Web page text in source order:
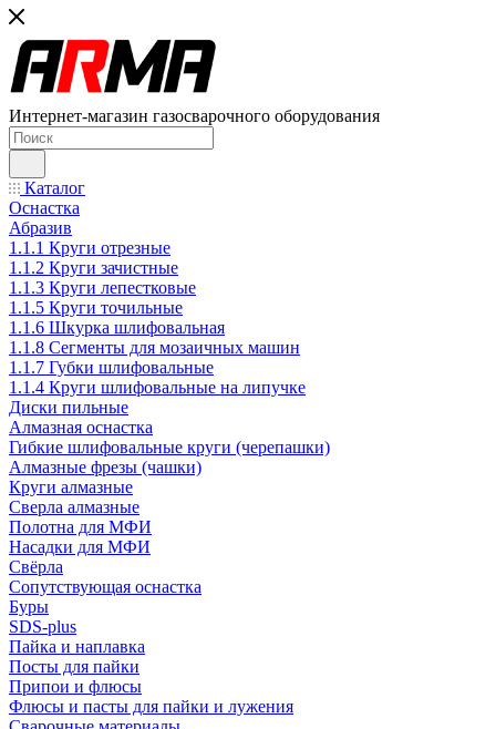
Интернет-магазин газосварочного оборудования
Каталог
Оснастка
Абразив
1.1.1 Круги отрезные
1.1.2 Круги зачистные
1.1.3 Круги лепестковые
1.1.5 Круги точильные
1.1.6 Шкурка шлифовальная
1.1.8 Сегменты для мозаичных машин
1.1.7 Губки шлифовальные
1.1.4 Круги шлифовальные на липучке
Диски пильные
Алмазная оснастка
Гибкие шлифовальные круги (черепашки)
Алмазные фрезы (чашки)
Круги алмазные
Сверла алмазные
Полотна для МФИ
Насадки для МФИ
Свёрла
Сопутствующая оснастка
Буры
SDS-plus
Пайка и наплавка
Посты для пайки
Припои и флюсы
Флюсы и пасты для пайки и лужения